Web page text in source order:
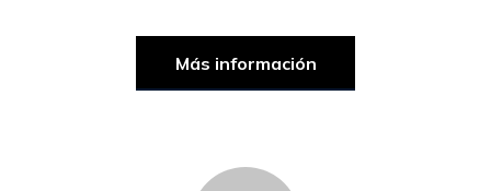
Más información